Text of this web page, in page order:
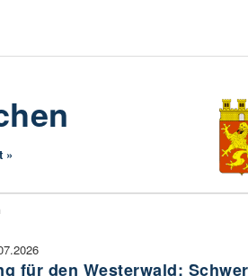
»
für den Westerwald: